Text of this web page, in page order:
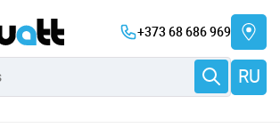
+373 68 686 969
RU